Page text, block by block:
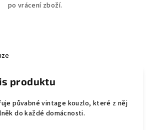
po vrácení zboží.
produktu
půvabné vintage kouzlo, které z něj
do každé domácnosti.